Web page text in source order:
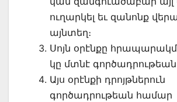
ուղարկել եւ զանոնք
այնտեղ։
Սոյն օրէնքը
կը մտնէ գործադրութեան
Այս օրէնքի դրոյթներուն
գործադրութեան համար